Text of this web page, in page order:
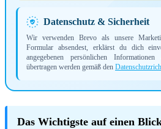
Datenschutz & Sicherheit
Wir verwenden Brevo als unsere
Formular absendest, erklärst du dich
angegebenen persönlichen
übertragen werden gemäß den
Das Wichtigste auf einen